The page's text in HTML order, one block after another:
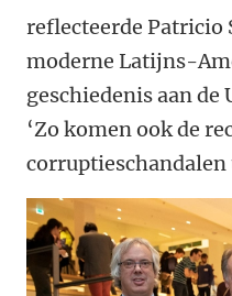
reflecteerde Patricio
moderne Latijns-
geschiedenis aan
‘Zo komen ook de
corruptieschandalen